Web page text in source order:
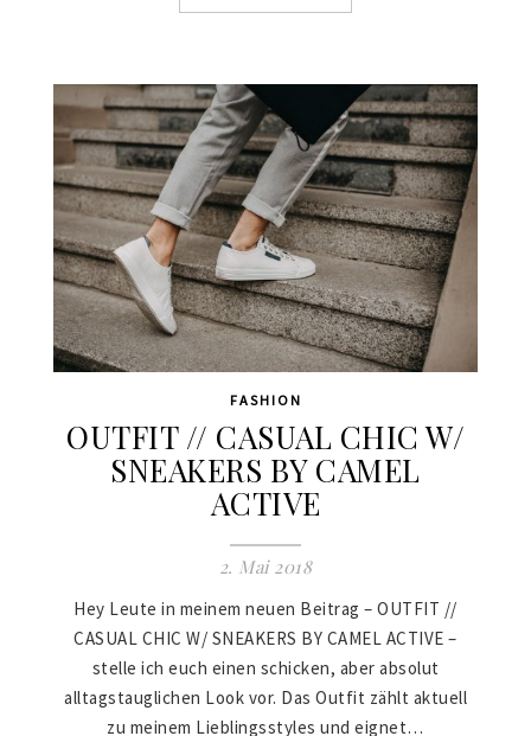
FASHION
OUTFIT // CASUAL CHIC W/
SNEAKERS BY CAMEL
ACTIVE
2. Mai 2018
Hey Leute in meinem neuen Beitrag – OUTFIT //
CASUAL CHIC W/ SNEAKERS BY CAMEL ACTIVE –
stelle ich euch einen schicken, aber absolut
alltagstauglichen Look vor. Das Outfit zählt aktuell
zu meinem Lieblingsstyles und eignet…